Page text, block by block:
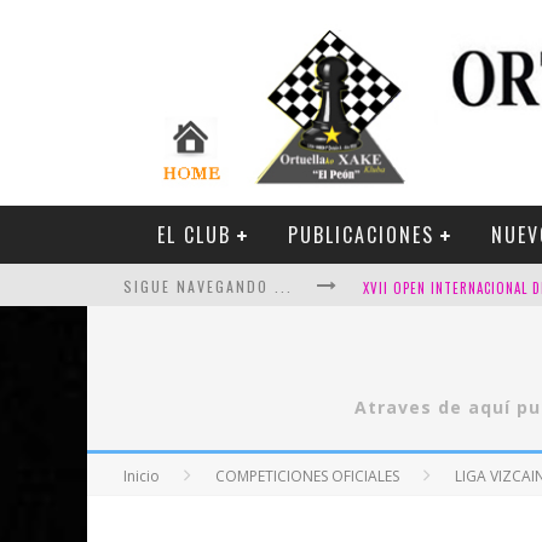
EL CLUB PUBLICACIONES
SIGUE NAVEGANDO ...
Atraves de aquí
Inicio COMPETICIONES OFICIALES LIGA